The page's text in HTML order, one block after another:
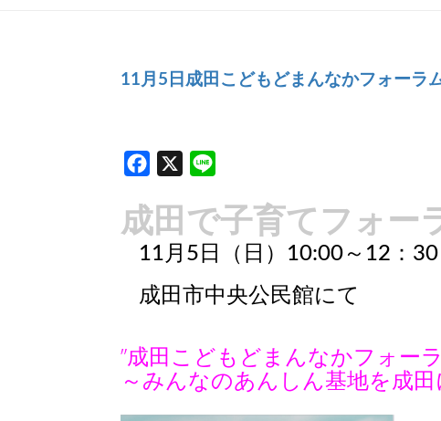
11月5日成田こどもどまんなかフォーラ
Facebook
成田で子育てフォー
11月5日（日）10:00～12：30
成田市中央公民館にて
”成田こどもどまんなかフォー
～みんなのあんしん基地を成